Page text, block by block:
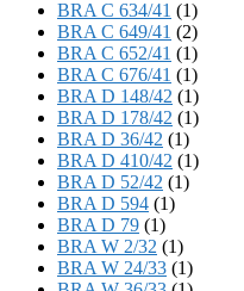
BRA C 634/41 (1)
BRA C 649/41 (2)
BRA C 652/41 (1)
BRA C 676/41 (1)
BRA D 148/42 (1)
BRA D 178/42 (1)
BRA D 36/42 (1)
BRA D 410/42 (1)
BRA D 52/42 (1)
BRA D 594 (1)
BRA D 79 (1)
BRA W 2/32 (1)
BRA W 24/33 (1)